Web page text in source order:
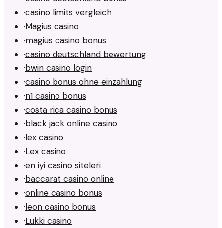
·casino limits vergleich
·Magius casino
·magius casino bonus
·casino deutschland bewertung
·bwin casino login
·casino bonus ohne einzahlung
·n1 casino bonus
·costa rica casino bonus
·black jack online casino
·lex casino
·Lex casino
·en iyi casino siteleri
·baccarat casino online
·online casino bonus
·leon casino bonus
·Lukki casino